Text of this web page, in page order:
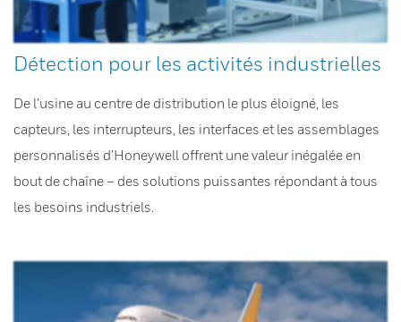
Détection pour les activités industrielles
De l’usine au centre de distribution le plus éloigné, les
capteurs, les interrupteurs, les interfaces et les assemblages
personnalisés d’Honeywell offrent une valeur inégalée en
bout de chaîne – des solutions puissantes répondant à tous
les besoins industriels.